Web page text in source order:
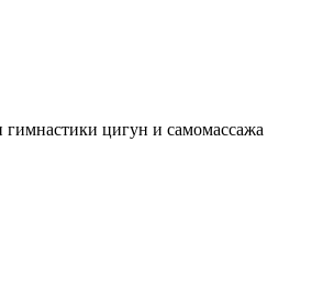
цигун и самомассажа